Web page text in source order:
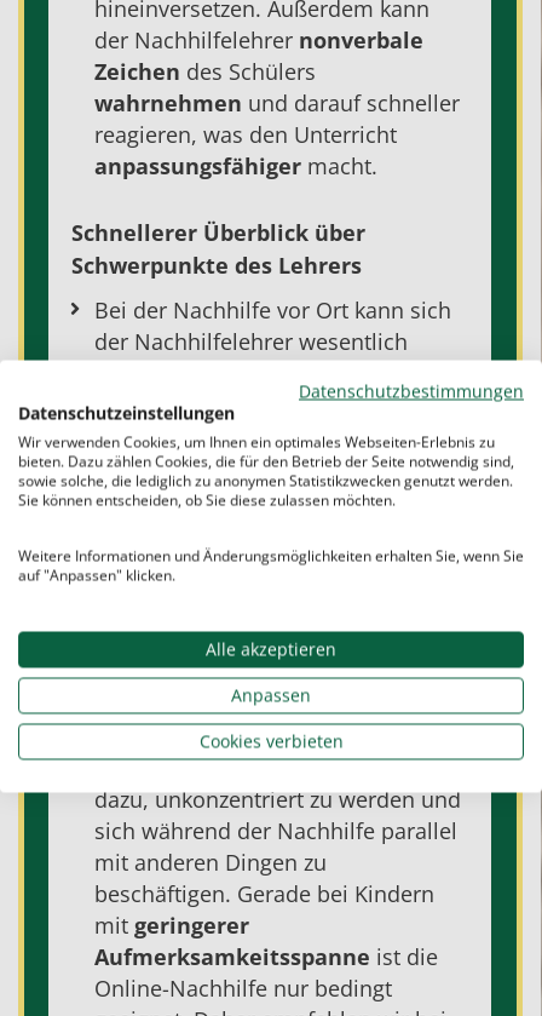
hineinversetzen. Außerdem kann
der Nachhilfelehrer nonverbale
Zeichen des Schülers
wahrnehmen und darauf schneller
reagieren, was den Unterricht
anpassungsfähiger macht.
Schnellerer Überblick über
Schwerpunkte des Lehrers
Bei der Nachhilfe vor Ort kann sich
der Nachhilfelehrer wesentlich
in der Schule behandelten
Unterrichtsthemen und über die
Vorgehensweise der schulischen
Lehrer verschaffen. Lästiges
Hefteinträgen und anderen
Seiten. Dies macht die Nachhilfe
wesentlich effizienter.
Weniger Ablenkung:
Das Internet verleitet Kinder schnell
dazu, unkonzentriert zu werden und
sich während der Nachhilfe parallel
mit anderen Dingen zu
beschäftigen. Gerade bei Kindern
mitgeringerer
Aufmerksamkeitsspanne ist die
Online-Nachhilfe nur bedingt
Datenschutzbestimmungen
Datenschutzeinstellungen
Wir verwenden Cookies, um Ihnen ein optimales Webseiten-Erlebnis zu
bieten. Dazu zählen Cookies, die für den Betrieb der Seite notwendig sind,
sowie solche, die lediglich zu anonymen Statistikzwecken genutzt werden.
Sie können entscheiden, ob Sie diese zulassen möchten.
Weitere Informationen und Änderungsmöglichkeiten erhalten Sie, wenn Sie
auf "Anpassen" klicken.
Alle akzeptieren
Anpassen
Cookies verbieten